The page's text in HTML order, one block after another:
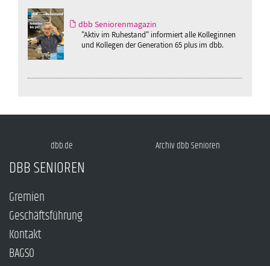
dbb Seniorenmagazin
"Aktiv im Ruhestand" informiert alle Kolleginnen
und Kollegen der Generation 65 plus im dbb.
dbb.de Archiv dbb Senioren
DBB SENIOREN
Gremien
Geschäftsführung
Kontakt
BAGSO